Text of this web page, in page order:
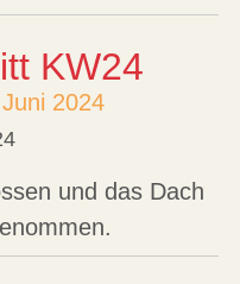
KW24
2024
und das Dach